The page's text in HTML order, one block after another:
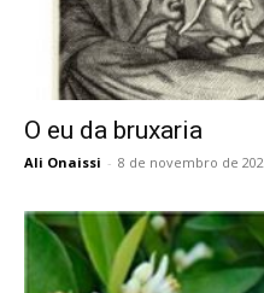
O eu da bruxaria
Ali Onaissi - 8 de novembro de